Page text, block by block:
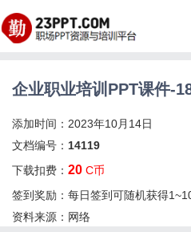
企业职业培训PPT课件-
添加时间：2023年10月14日
文档编号： 14119
下载扣费： 20 C币
签到奖励：每日签到可随机获得
资料来源：网络